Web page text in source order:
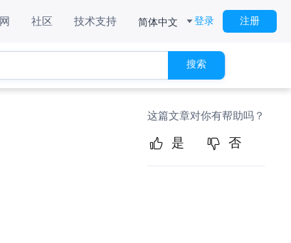
社区 技术支持 简体中文 登录 注册
搜索
这篇文章对你有帮助吗？
是 否